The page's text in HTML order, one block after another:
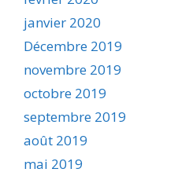
janvier 2020
Décembre 2019
novembre 2019
octobre 2019
septembre 2019
août 2019
mai 2019